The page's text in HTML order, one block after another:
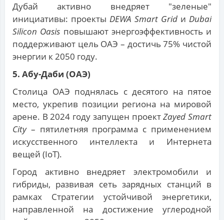
Дубай активно внедряет "зеленые"
инициативы: проектыDEWA Smart GridиDubai
Silicon Oasis повышают энергоэффективность и
поддерживают цель ОАЭ – достичь 75% чистой
энергии к 2050 году.
5. Абу-Даби (ОАЭ)
Столица ОАЭ поднялась с десятого на пятое
место, укрепив позиции региона на мировой
арене. В 2024 году запущен проектZayed Smart
City– пятилетняя программа с применением
искусственного интеллекта и Интернета
вещей (IoT).
Город активно внедряет электромобили и
гибриды, развивая сеть зарядных станций в
рамках Стратегии устойчивой энергетики,
направленной на достижение углеродной